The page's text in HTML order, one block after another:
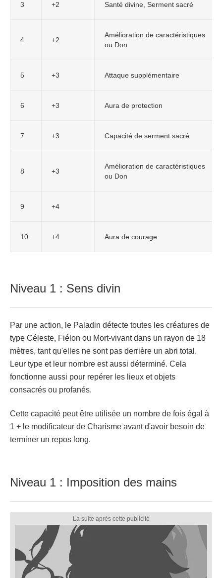
3 +2 Santé divine, Serment sacré
4 +2
Amélioration de caractéristiques
ou Don
5 +3 Attaque supplémentaire
6 +3 Aura de protection
7 +3 Capacité de serment sacré
8 +3
Amélioration de caractéristiques
ou Don
9 +4
10 +4 Aura de courage
Niveau 1 : Sens divin
Par une action, le Paladin détecte toutes les créatures de
type Céleste, Fiélon ou Mort-vivant dans un rayon de 18
mètres, tant qu'elles ne sont pas derrière un abri total.
Leur type et leur nombre est aussi déterminé. Cela
fonctionne aussi pour repérer les lieux et objets
consacrés ou profanés.
Cette capacité peut être utilisée un nombre de fois égal à
1 + le modificateur de Charisme avant d'avoir besoin de
terminer un repos long.
Niveau 1 : Imposition des mains